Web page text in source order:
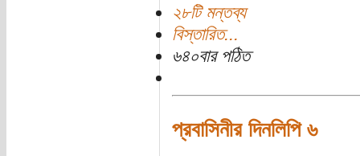
২৮টি মন্তব্য
বিস্তারিত...
৬৪০বার পঠিত
প্রবাসিনীর দিনলিপি ৬